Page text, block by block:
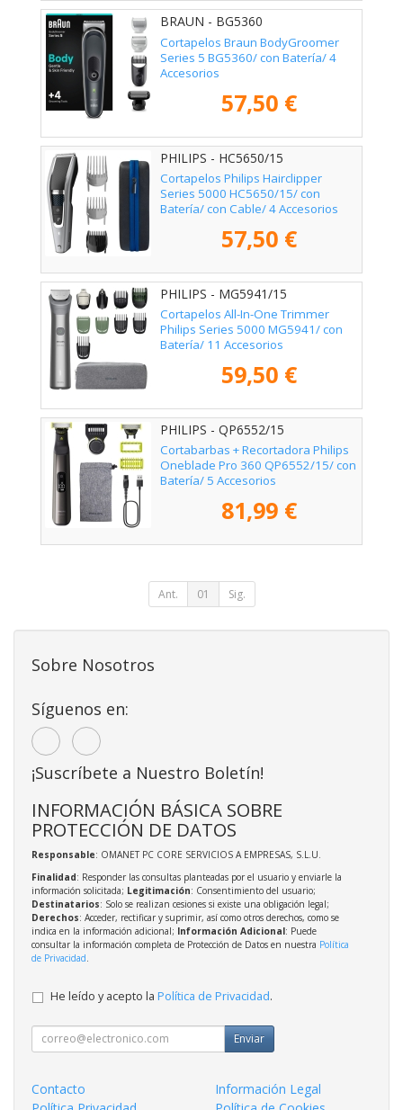
BRAUN - BG5360
Cortapelos Braun BodyGroomer
Series 5 BG5360/ con Batería/ 4
Accesorios
57,50 €
PHILIPS - HC5650/15
Cortapelos Philips Hairclipper
Series 5000 HC5650/15/ con
Batería/ con Cable/ 4 Accesorios
57,50 €
PHILIPS - MG5941/15
Cortapelos All-In-One Trimmer
Philips Series 5000 MG5941/ con
Batería/ 11 Accesorios
59,50 €
PHILIPS - QP6552/15
Cortabarbas + Recortadora Philips
Oneblade Pro 360 QP6552/15/ con
Batería/ 5 Accesorios
81,99 €
Ant. 01 Sig.
Sobre Nosotros
Síguenos en:
¡Suscríbete a Nuestro Boletín!
INFORMACIÓN BÁSICA SOBRE
PROTECCIÓN DE DATOS
Responsable: OMANET PC CORE SERVICIOS A EMPRESAS, S.L.U.
Finalidad: Responder las consultas planteadas por el usuario y enviarle la
información solicitada; Legitimación: Consentimiento del usuario;
Destinatarios: Solo se realizan cesiones si existe una obligación legal;
Derechos: Acceder, rectificar y suprimir, así como otros derechos, como se
indica en la información adicional; Información Adicional: Puede
consultar la información completa de Protección de Datos en nuestra Política
de Privacidad
He leído y acepto la Política de Privacidad.
Enviar
Contacto
Información Legal